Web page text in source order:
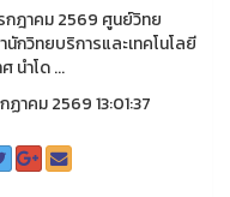
ฎาคม 2569 ศูนย์วิทย
นักวิทยบริการและเทคโนโลยี
นำโด ...
าคม 2569 13:01:37